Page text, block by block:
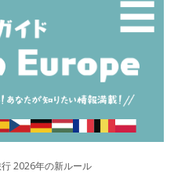
☰
2026年の新ルール